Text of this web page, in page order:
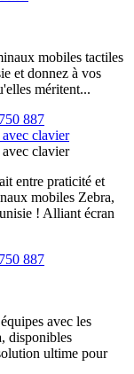
mobiles tactiles
et donnez à vos
méritent...
887
clavier
clavier
entre praticité et
mobiles Zebra,
! Alliant écran
887
avec les
disponibles
ultime pour